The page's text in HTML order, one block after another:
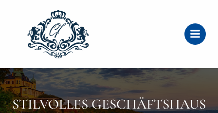
STILVOLLES GESCHÄFTSHAUS